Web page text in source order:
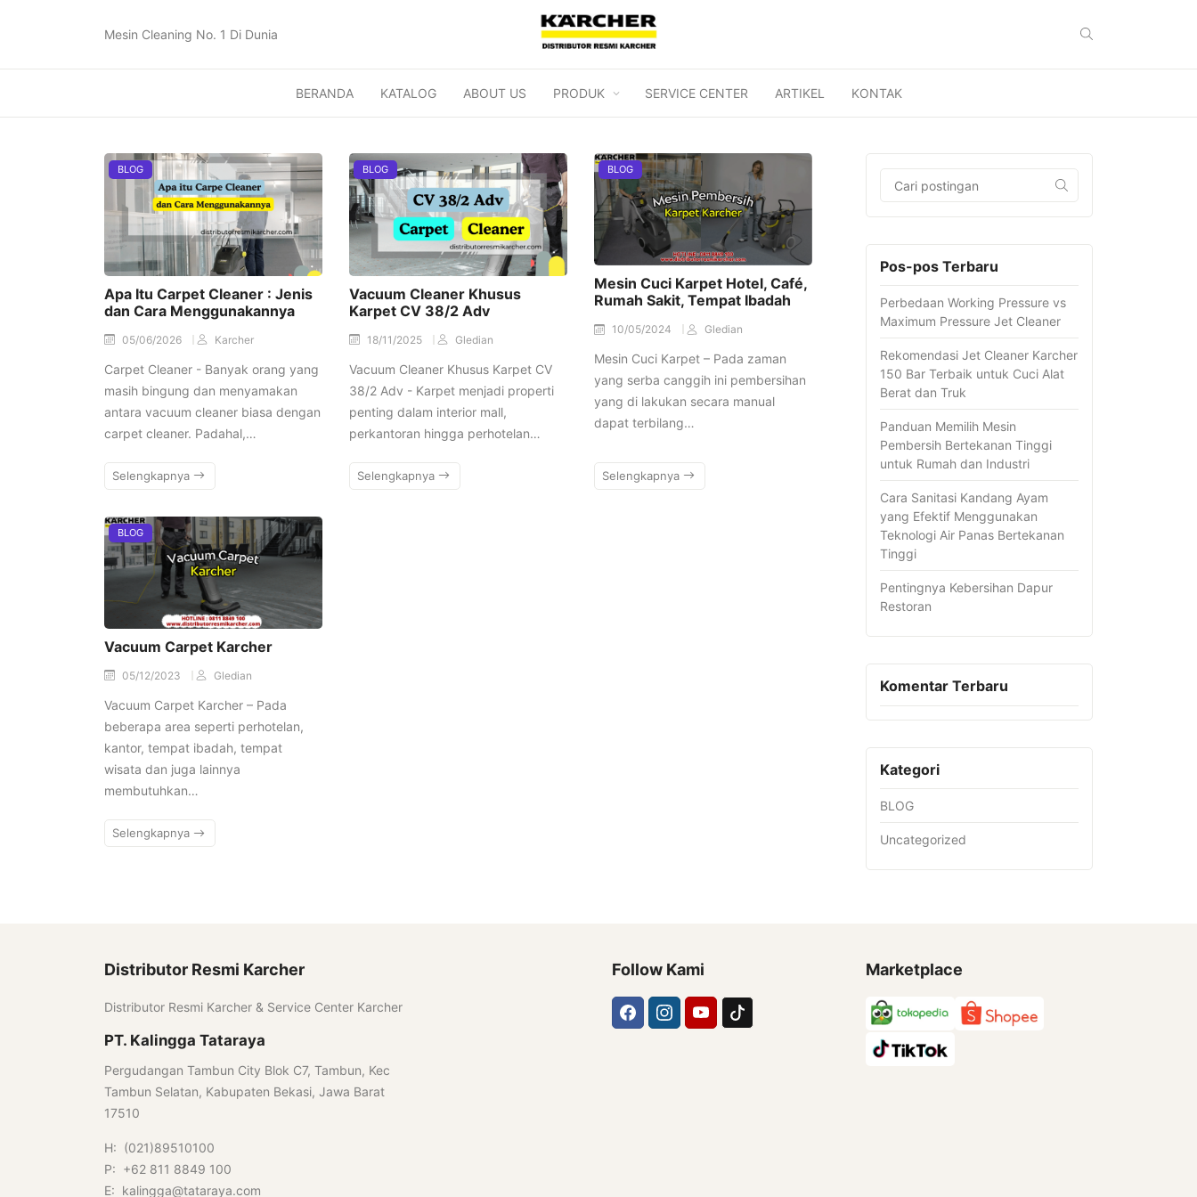
Mesin Cleaning No. 1 Di Dunia
BERANDA KATALOG ABOUT US PRODUK SERVICE CENTER ARTIKEL KONTAK
BLOG
Apa Itu Carpet Cleaner : Jenis
dan Cara Menggunakannya
05/06/2026 Karcher
Carpet Cleaner - Banyak orang yang
masih bingung dan menyamakan
antara vacuum cleaner biasa dengan
carpet cleaner. Padahal,…
Selengkapnya
BLOG
Vacuum Cleaner Khusus
Karpet CV 38/2 Adv
18/11/2025 Gledian
Vacuum Cleaner Khusus Karpet CV
38/2 Adv - Karpet menjadi properti
penting dalam interior mall,
perkantoran hingga perhotelan…
Selengkapnya
BLOG
Mesin Cuci Karpet Hotel, Café,
Rumah Sakit, Tempat Ibadah
10/05/2024 Gledian
Mesin Cuci Karpet – Pada zaman
yang serba canggih ini pembersihan
yang di lakukan secara manual
dapat terbilang…
Selengkapnya
BLOG
Vacuum Carpet Karcher
05/12/2023 Gledian
Vacuum Carpet Karcher – Pada
beberapa area seperti perhotelan,
kantor, tempat ibadah, tempat
wisata dan juga lainnya
membutuhkan…
Selengkapnya
Pos-pos Terbaru
Perbedaan Working Pressure vs
Maximum Pressure Jet Cleaner
Rekomendasi Jet Cleaner Karcher
150 Bar Terbaik untuk Cuci Alat
Berat dan Truk
Panduan Memilih Mesin
Pembersih Bertekanan Tinggi
untuk Rumah dan Industri
Cara Sanitasi Kandang Ayam
yang Efektif Menggunakan
Teknologi Air Panas Bertekanan
Tinggi
Pentingnya Kebersihan Dapur
Restoran
Komentar Terbaru
Kategori
BLOG
Uncategorized
Distributor Resmi Karcher
Distributor Resmi Karcher & Service Center Karcher
PT. Kalingga Tataraya
Pergudangan Tambun City Blok C7, Tambun, Kec
Tambun Selatan, Kabupaten Bekasi, Jawa Barat
17510
H: (021)89510100
P: +62 811 8849 100
E: kalingga@tataraya.com
Follow Kami Marketplace